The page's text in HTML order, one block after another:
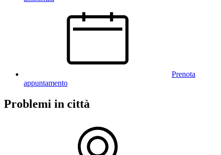
Prenota
appuntamento
Problemi in città